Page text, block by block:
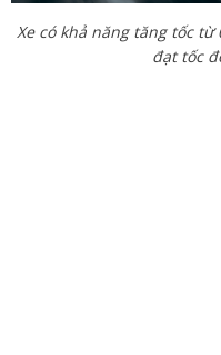
Xe có khả năng tăng tốc
đạt tốc